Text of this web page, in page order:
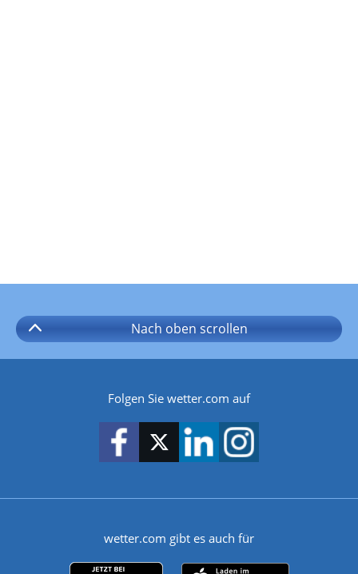
Nach oben scrollen
Folgen Sie wetter.com auf
wetter.com gibt es auch für